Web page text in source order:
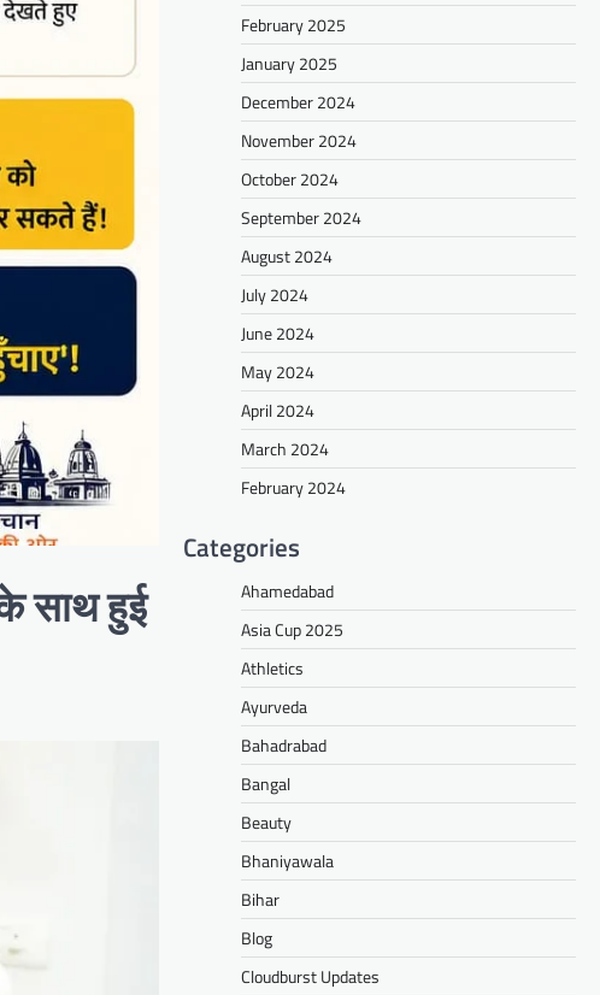
साथ हुई
February 2025
January 2025
December 2024
November 2024
October 2024
September 2024
August 2024
July 2024
June 2024
May 2024
April 2024
March 2024
February 2024
Categories
Ahamedabad
Asia Cup 2025
Athletics
Ayurveda
Bahadrabad
Bangal
Beauty
Bhaniyawala
Bihar
Blog
Cloudburst Updates